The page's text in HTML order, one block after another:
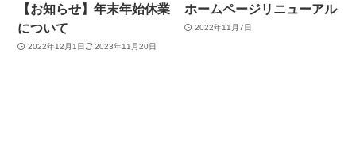
【お知らせ】年末年始休業
について
2022年12月1日 2023年11月20日
ホームページリニューアル
2022年11月7日